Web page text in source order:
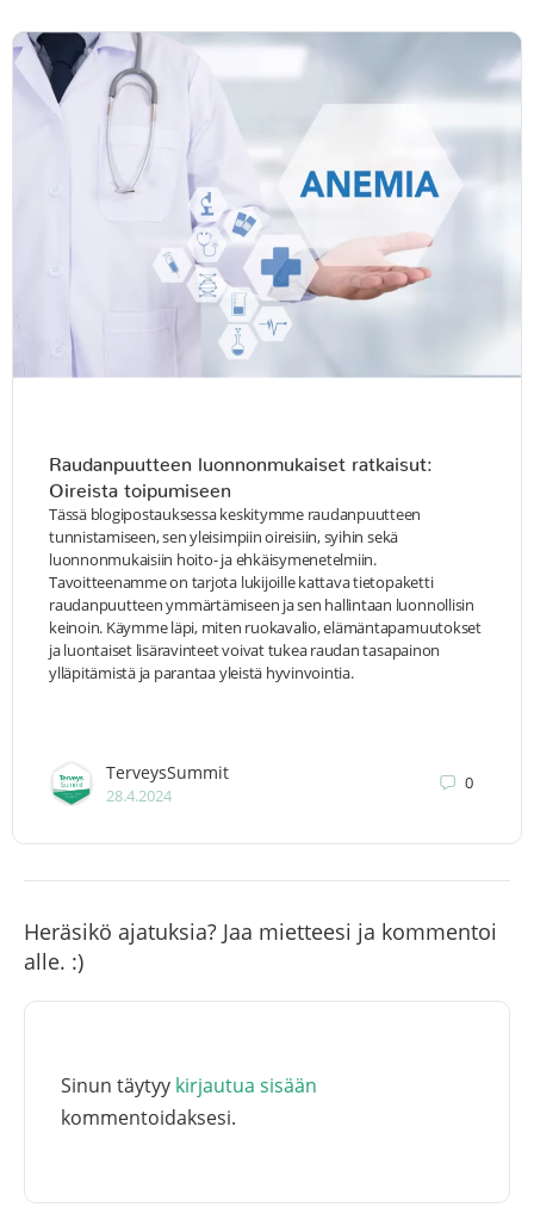
Raudanpuutteen luonnonmukaiset ratkaisut:
Oireista toipumiseen
Tässä blogipostauksessa keskitymme raudanpuutteen
tunnistamiseen, sen yleisimpiin oireisiin, syihin sekä
luonnonmukaisiin hoito- ja ehkäisymenetelmiin.
Tavoitteenamme on tarjota lukijoille kattava tietopaketti
raudanpuutteen ymmärtämiseen ja sen hallintaan luonnollisin
keinoin. Käymme läpi, miten ruokavalio, elämäntapamuutokset
ja luontaiset lisäravinteet voivat tukea raudan tasapainon
ylläpitämistä ja parantaa yleistä hyvinvointia.
TerveysSummit
28.4.2024
0
Heräsikö ajatuksia? Jaa mietteesi ja kommentoi
alle. :)
Sinun täytyy kirjautua sisään
kommentoidaksesi.